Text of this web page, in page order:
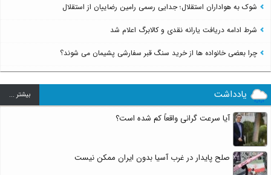
شوک به هواداران استقلال؛ جدایی رسمی رامین رضاییان از استقلال
شرط ادامه دریافت یارانه نقدی و کالابرگ اعلام شد
چرا بعضی خانواده ها از خرید سنگ قبر سفارشی پشیمان می شوند؟
یادداشت بيشتر ...
آیا سرعت گرانی واقعاً کم شده است؟
صلح پایدار در غرب آسیا بدون ایران ممکن نیست